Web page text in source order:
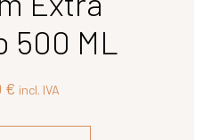
500 ML
€ incl. IVA